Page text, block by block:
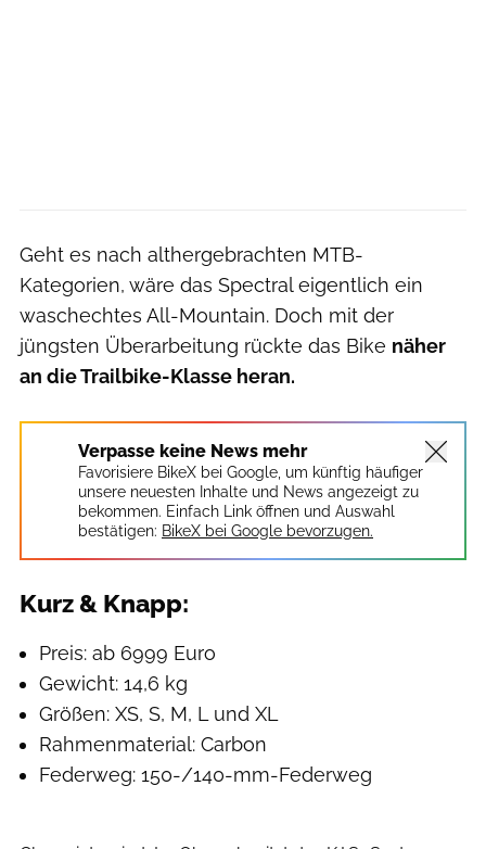
Geht es nach althergebrachten MTB-
Kategorien, wäre das Spectral eigentlich ein
waschechtes All-Mountain. Doch mit der
jüngsten Überarbeitung rückte das Bike näher
an die Trailbike-Klasse heran.
Verpasse keine News mehr
Favorisiere BikeX bei Google, um künftig häufiger
unsere neuesten Inhalte und News angezeigt zu
bekommen. Einfach Link öffnen und Auswahl
bestätigen: BikeX bei Google bevorzugen.
Kurz & Knapp:
Preis: ab 6999 Euro
Gewicht: 14,6 kg
Größen: XS, S, M, L und XL
Rahmenmaterial: Carbon
Federweg: 150-/140-mm-Federweg